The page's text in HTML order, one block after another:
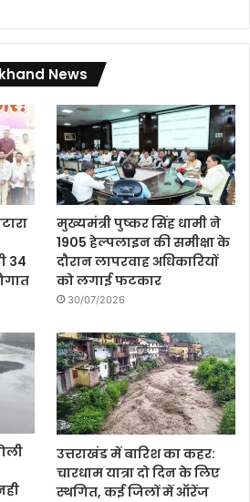
News
34
मुख्यमंत्री पुष्कर सिंह धामी ने
1905 हेल्पलाइन की समीक्षा के
दौरान लापरवाह अधिकारियों
को लगाई फटकार
30/07/2026
उत्तराखंड में बारिश का कहर:
चारधाम यात्रा दो दिन के लिए
स्थगित, कई जिलों में ऑरेंज